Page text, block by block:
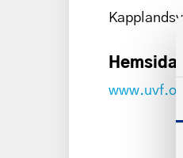
Hemsida
www.uvf.one